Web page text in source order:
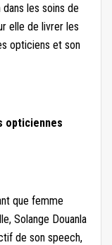
les soins de
elle de livrer les
opticiens et son
opticiennes
que femme
Solange Douanla
de son speech,